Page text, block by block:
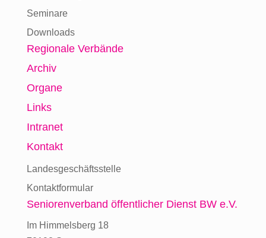
Seminare
Downloads
Regionale Verbände
Archiv
Organe
Links
Intranet
Kontakt
Landesgeschäftsstelle
Kontaktformular
Seniorenverband öffentlicher Dienst BW e.V.
Im Himmelsberg 18